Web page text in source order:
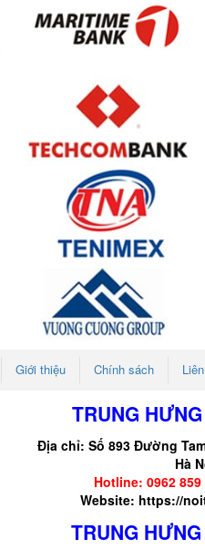
Giới thiệu Chính sách
TRUNG
Địa chỉ: Số 893 Đường
Hà
Hotline: 0962 859
Website: https://
TRUNG